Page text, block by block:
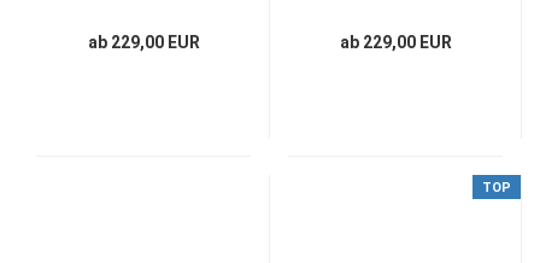
ab 229,00 EUR ab 229,00 EUR
TOP